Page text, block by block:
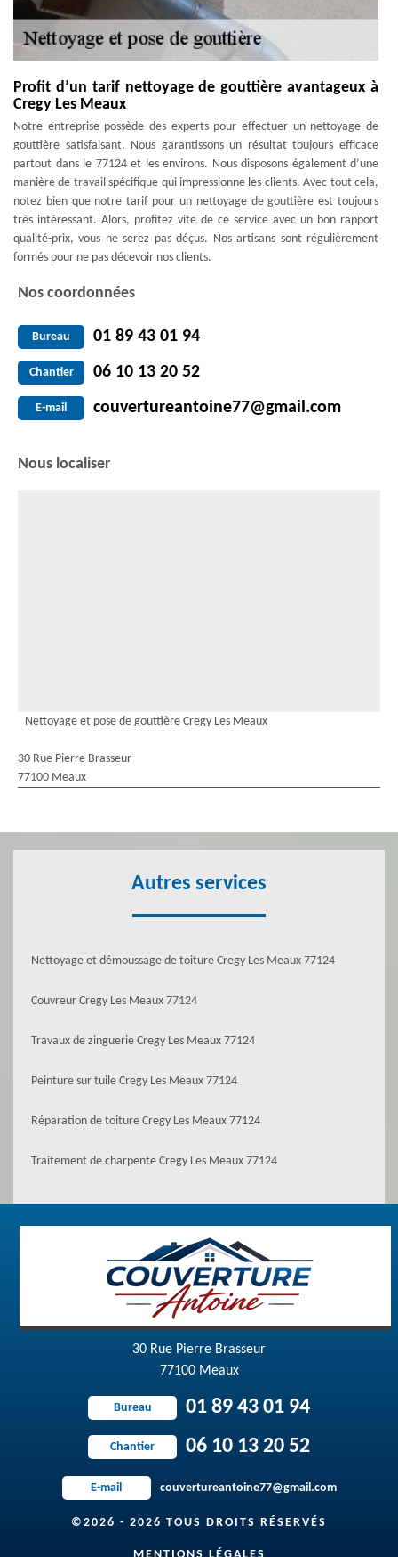
Profit d’un tarif nettoyage de gouttière avantageux à
Cregy Les Meaux
Notre entreprise possède des experts pour effectuer un nettoyage de
gouttière satisfaisant. Nous garantissons un résultat toujours efficace
partout dans le 77124 et les environs. Nous disposons également d’une
manière de travail spécifique qui impressionne les clients. Avec tout cela,
notez bien que notre tarif pour un nettoyage de gouttière est toujours
très intéressant. Alors, profitez vite de ce service avec un bon rapport
qualité-prix, vous ne serez pas déçus. Nos artisans sont régulièrement
formés pour ne pas décevoir nos clients.
Nos coordonnées
Bureau 01 89 43 01 94
Chantier 06 10 13 20 52
E-mail couvertureantoine77@gmail.com
Nous localiser
Nettoyage et pose de gouttière Cregy Les Meaux
30 Rue Pierre Brasseur
77100 Meaux
Autres services
Nettoyage et démoussage de toiture Cregy Les Meaux 77124
Couvreur Cregy Les Meaux 77124
Travaux de zinguerie Cregy Les Meaux 77124
Peinture sur tuile Cregy Les Meaux 77124
Réparation de toiture Cregy Les Meaux 77124
Traitement de charpente Cregy Les Meaux 77124
30 Rue Pierre Brasseur
77100 Meaux
Bureau 01 89 43 01 94
Chantier 06 10 13 20 52
E-mail couvertureantoine77@gmail.com
©2026 - 2026 TOUS DROITS RÉSERVÉS